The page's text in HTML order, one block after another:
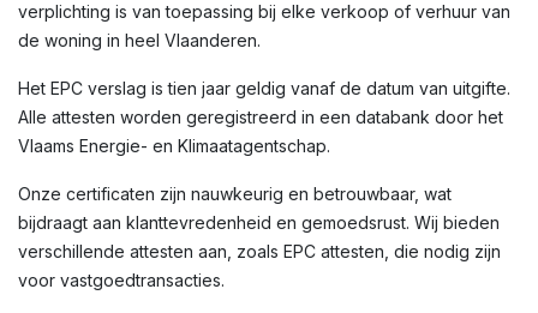
verplichting is van toepassing bij elke verkoop of verhuur van
de woning in heel Vlaanderen.
Het EPC verslag is tien jaar geldig vanaf de datum van uitgifte.
Alle attesten worden geregistreerd in een databank door het
Vlaams Energie- en Klimaatagentschap.
Onze certificaten zijn nauwkeurig en betrouwbaar, wat
bijdraagt aan klanttevredenheid en gemoedsrust. Wij bieden
verschillende attesten aan, zoals EPC attesten, die nodig zijn
voor vastgoedtransacties.